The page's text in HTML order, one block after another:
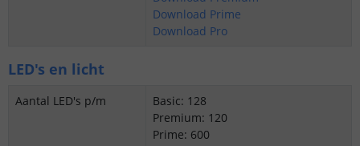
Download Prime
Download Pro
LED's en licht
Aantal LED's p/m
Basic: 128
Premium: 120
Prime: 600